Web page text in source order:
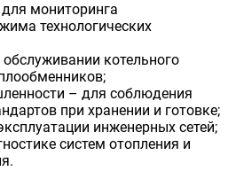
мониторинга
технологических
котельного
– для соблюдения
при хранении и готовке;
инженерных сетей;
систем отопления и